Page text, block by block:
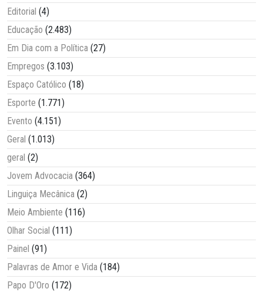
Editorial (4)
Educação (2.483)
Em Dia com a Política (27)
Empregos (3.103)
Espaço Católico (18)
Esporte (1.771)
Evento (4.151)
Geral (1.013)
geral (2)
Jovem Advocacia (364)
Linguiça Mecânica (2)
Meio Ambiente (116)
Olhar Social (111)
Painel (91)
Palavras de Amor e Vida (184)
Papo D'Oro (172)